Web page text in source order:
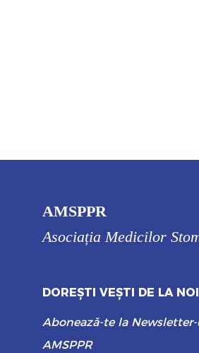
AMSPPR
Asociația Medicilor
DOREȘTI VEȘTI DE LA
Abonează-te la
AMSPPR